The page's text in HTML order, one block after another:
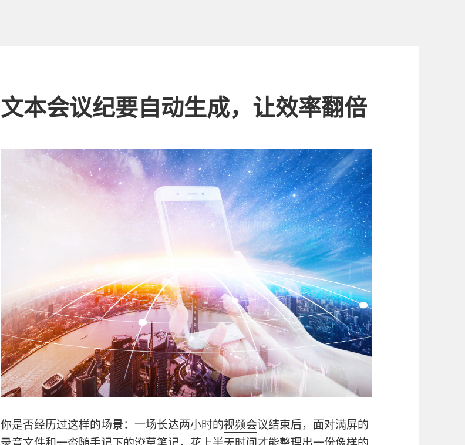
文本会议纪要自动生成，让效率翻倍
你是否经历过这样的场景：一场长达两小时的视频会议结束后，面对满屏的